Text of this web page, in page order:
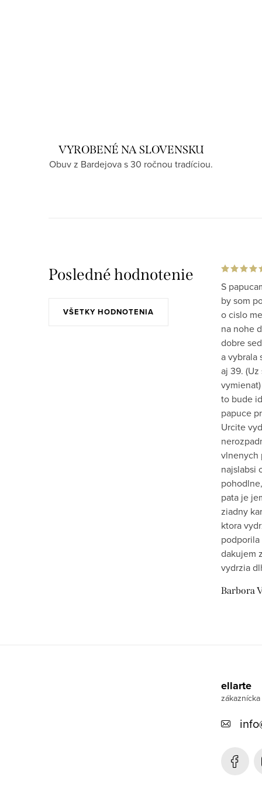
VYROBENÉ NA SLOVENSKU
Obuv z Bardejova s 30 ročnou tradíciou.
Posledné hodnotenie
VŠETKY HODNOTENIA
S
by som
o cislo
na nohe
dobre
a vybrala
aj 39.
to bude
papuce
Urcite
vlnenych
najslabsi
pata je
ziadny
ktora
dakujem
vydrzia
Barbora
ellarte
info